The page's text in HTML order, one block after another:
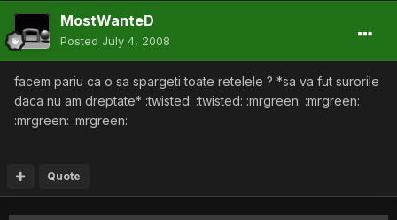
MostWanteD
Posted July 4, 2008
facem pariu ca o sa spargeti toate retelele ? *sa va fut surorile
daca nu am dreptate* :twisted: :twisted: :mrgreen: :mrgreen:
:mrgreen: :mrgreen:
Quote